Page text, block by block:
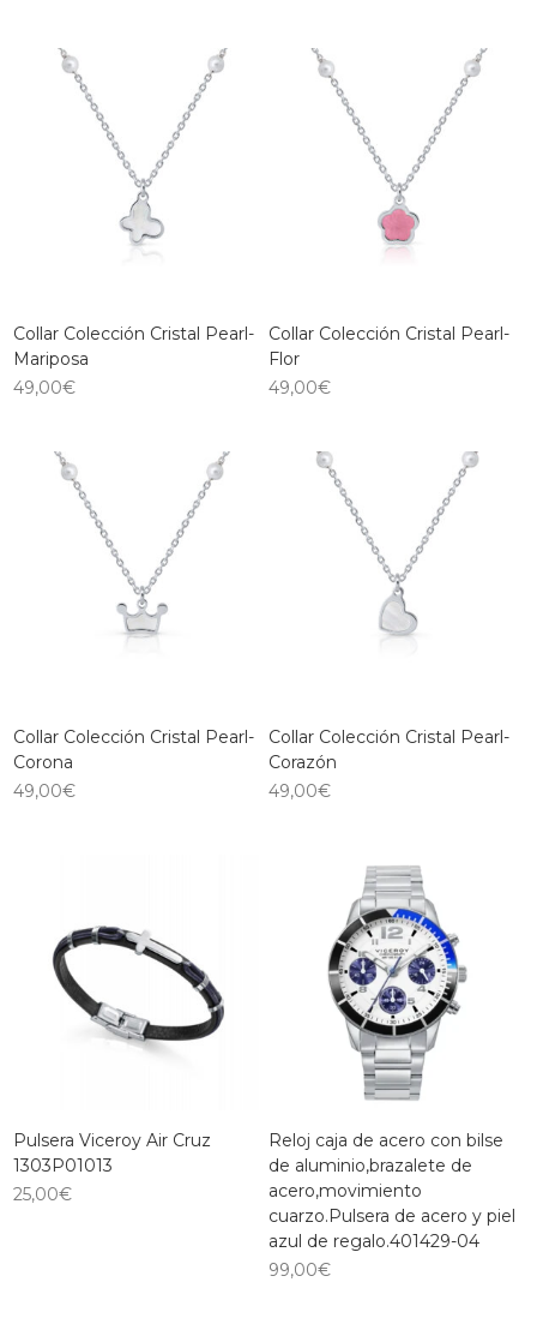
Collar Colección Cristal Pearl-
Mariposa
49,00€
Collar Colección Cristal Pearl-
Flor
49,00€
Collar Colección Cristal Pearl-
Corona
49,00€
Collar Colección Cristal Pearl-
Corazón
49,00€
Pulsera Viceroy Air Cruz
1303P01013
25,00€
Reloj caja de acero con bilse
de aluminio,brazalete de
acero,movimiento
cuarzo.Pulsera de acero y piel
azul de regalo.401429-04
99,00€